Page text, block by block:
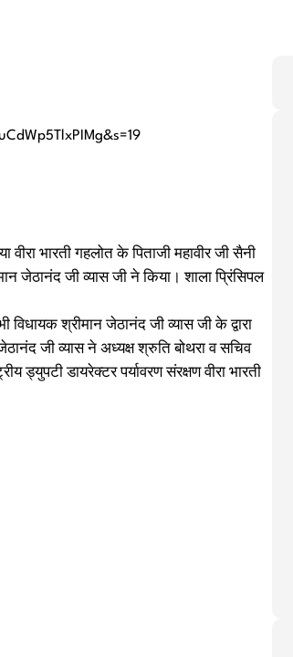
वीरा भारती गहलोत के पिताजी महावीर जी सैनी
जेठानंद जी व्यास जी ने किया। शाला प्रिंसिपल
विधायक श्रीमान जेठानंद जी व्यास जी के द्वारा
जी व्यास ने अध्यक्ष श्रुति बोथरा व सचिव
ड्युपटी डायरेक्टर पर्यावरण संरक्षण वीरा भारती